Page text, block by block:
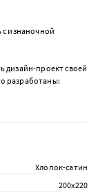
с изнаночной
дизайн-проект своей
разработаны:
Хлопок-сатин
200х220